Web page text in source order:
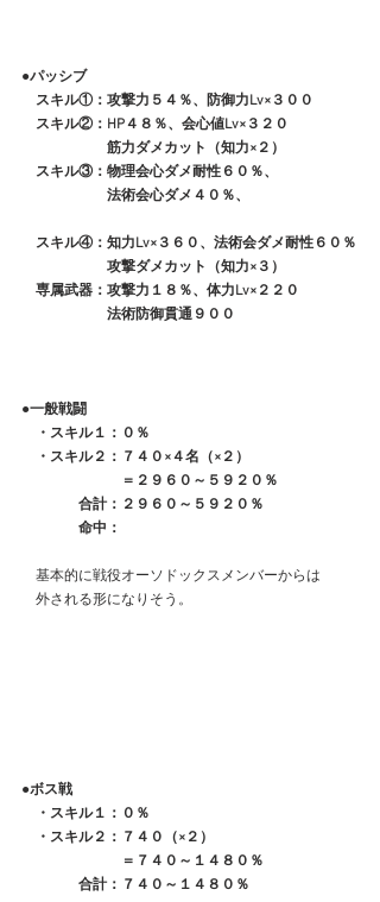
●パッシブ
スキル①：攻撃力５４％、防御力Lv×３００
スキル②：HP４８％、会心値Lv×３２０
筋力ダメカット（知力×２）
スキル③：物理会心ダメ耐性６０％、
法術会心ダメ４０％、
スキル④：知力Lv×３６０、法術会ダメ耐性６０％
攻撃ダメカット（知力×３）
専属武器：攻撃力１８％、体力Lv×２２０
法術防御貫通９００
●一般戦闘
・スキル１：０％
・スキル２：７４０×４名（×２）
＝２９６０～５９２０％
合計：２９６０～５９２０％
命中：
基本的に戦役オーソドックスメンバーからは
外される形になりそう。
●ボス戦
・スキル１：０％
・スキル２：７４０（×２）
＝７４０～１４８０％
合計：７４０～１４８０％